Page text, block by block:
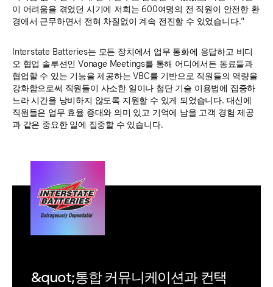
이 어려움을 겪었던 시기에 저희는 600여명의 전 직원이 안전한 환
경에서 근무하면서 전혀 차질없이 계속 전진할 수 있었습니다."
Interstate Batteries는 모든 장치에서 업무 통화에 응답하고 비디
오 협업 솔루션인 Vonage Meetings를 통해 어디에서든 동료들과
협업할 수 있는 기능을 제공하는 VBC를 기반으로 직원들의 역량을
강화함으로써 직원들이 사소한 일이나 첨단 기술 이용법에 집중하
느라 시간을 낭비하지 않도록 지원할 수 있게 되었습니다. 대신에
직원들은 업무 효율 증대와 의미 있고 기억에 남을 고객 경험 제공
과 같은 중요한 일에 집중할 수 있습니다.
&quot;통합 커뮤니케이션과 컨택